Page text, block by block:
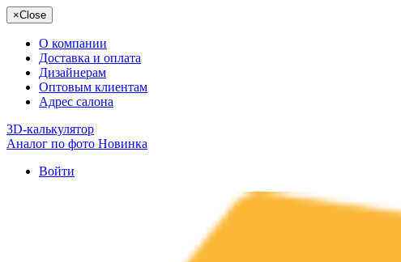
×Close
О компании
Доставка и оплата
Дизайнерам
Оптовым клиентам
Адрес салона
3D-калькулятор
Аналог по фото Новинка
Войти